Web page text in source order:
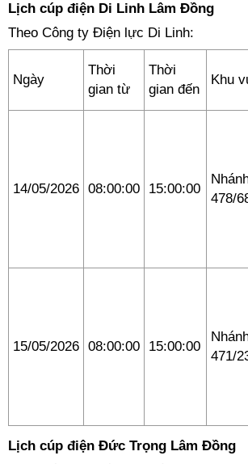
Lịch cúp điện Di Linh Lâm Đồng
Theo Công ty Điện lực Di Linh:
Ngày
Thời
gian từ
Thời
gian đến
Khu
14/05/2026 08:00:00 15:00:00
478/
15/05/2026 08:00:00 15:00:00
471/
Lịch cúp điện Đức Trọng Lâm Đồng